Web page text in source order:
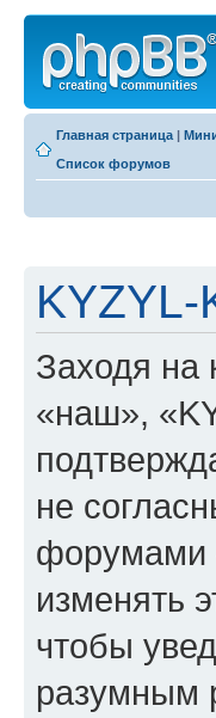
Главная страница |
Список форумов
KYZYL-
Заходя на
«наш»,
не
форумами
изменять
чтобы
разумным